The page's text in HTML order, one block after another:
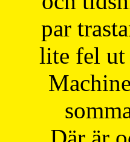
par
lite fel ut